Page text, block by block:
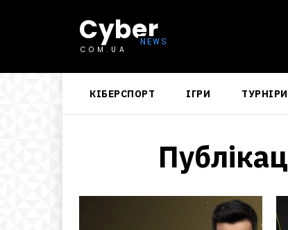
Cyber
COM.UA
КІБЕРСПОРТ ІГРИ ТУРНІРИ